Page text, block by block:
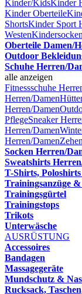
Kinder/KidsKinder
Kinder Oberteile
ShortsKinder Sport
WestenKindersocken
Oberteile Damen/
Outdoor
Schuhe Herren/
alle anzeigen
Fitnessschuhe
Herren/Damen
Herren/Damen
PflegeSneaker
Herren/Damen
Herren/Damen
Socken Herren/
Sweatshirts
T-Shirts,
Trainingsanzüge
Trainingsgürtel
Trainingstops
Trikots
Unterwäsche
AUSRÜSTUNG
Accessoires
Bandagen
Massagegeräte
Mundschutz &
Rucksack,